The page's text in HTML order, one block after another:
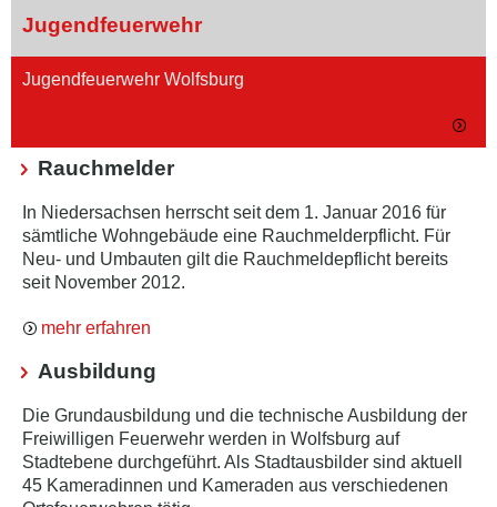
Jugendfeuerwehr
Jugendfeuerwehr Wolfsburg
Rauchmelder
In Niedersachsen herrscht seit dem 1. Januar 2016 für
sämtliche Wohngebäude eine Rauchmelderpflicht. Für
Neu- und Umbauten gilt die Rauchmeldepflicht bereits
seit November 2012.
mehr erfahren
Ausbildung
Die Grundausbildung und die technische Ausbildung der
Freiwilligen Feuerwehr werden in Wolfsburg auf
Stadtebene durchgeführt. Als Stadtausbilder sind aktuell
45 Kameradinnen und Kameraden aus verschiedenen